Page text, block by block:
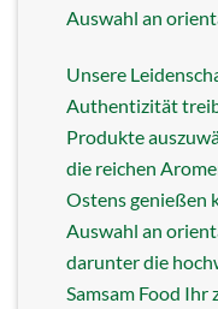
Auswahl an
Unsere
Authentizität
Produkte
die reichen
Ostens genießen
Auswahl an
darunter die
Samsam Food